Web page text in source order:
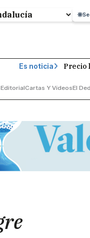
Es noticia Precio
EditorialCartas Y VídeosEl